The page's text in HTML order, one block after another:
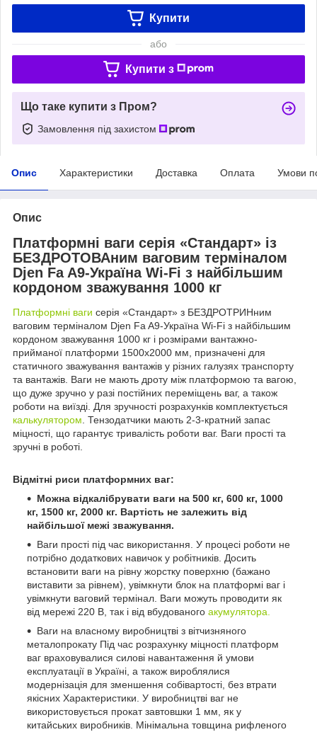
Купити
або
Купити з
Що таке купити з Пром?
Замовлення під захистом
Опис Характеристики Доставка Оплата Умови
Опис
Платформні ваги серія «Стандарт» із
БЕЗДРОТОВАним ваговим терміналом
Djen Fa A9-Україна Wi-Fi з найбільшим
кордоном зважування 1000 кг
Платформні ваги серія «Стандарт» з БЕЗДРОТРИНним
ваговим терміналом Djen Fa A9-Україна Wi-Fi з найбільшим
кордоном зважування 1000 кг і розмірами вантажно-
прийманої платформи 1500х2000 мм, призначені для
статичного зважування вантажів у різних галузях транспорту
та вантажів. Ваги не мають дроту між платформою та вагою,
що дуже зручно у разі постійних переміщень ваг, а також
роботи на виїзді. Для зручності розрахунків комплектується
калькулятором. Тензодатчики мають 2-3-кратний запас
міцності, що гарантує тривалість роботи ваг. Ваги прості та
зручні в роботі.
Відмітні риси платформних ваг:
Можна відкалібрувати ваги на 500 кг, 600 кг, 1000
кг, 1500 кг, 2000 кг. Вартість не залежить від
найбільшої межі зважування.
Ваги прості під час використання. У процесі роботи не
потрібно додаткових навичок у робітників. Досить
встановити ваги на рівну жорстку поверхню (бажано
виставити за рівнем), увімкнути блок на платформі ваг і
увімкнути ваговий термінал. Ваги можуть проводити як
від мережі 220 В, так і від вбудованого акумулятора.
Ваги на власному виробництві з вітчизняного
металопрокату Під час розрахунку міцності платформ
ваг враховувалися силові навантаження й умови
експлуатації в Україні, а також вироблялися
модернізація для зменшення собівартості, без втрати
якісних Характеристики. У виробництві ваг не
використовується прокат завтовшки 1 мм, як у
китайських виробників. Мінімальна товщина рифленого